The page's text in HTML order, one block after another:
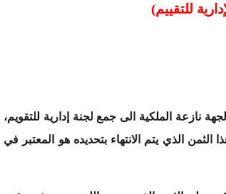
للتقييم)
نازعة الملكية الى جمع لجنة إدارية للتقويم،
الذي يتم الانتهاء بتحديده هو المعتبر في